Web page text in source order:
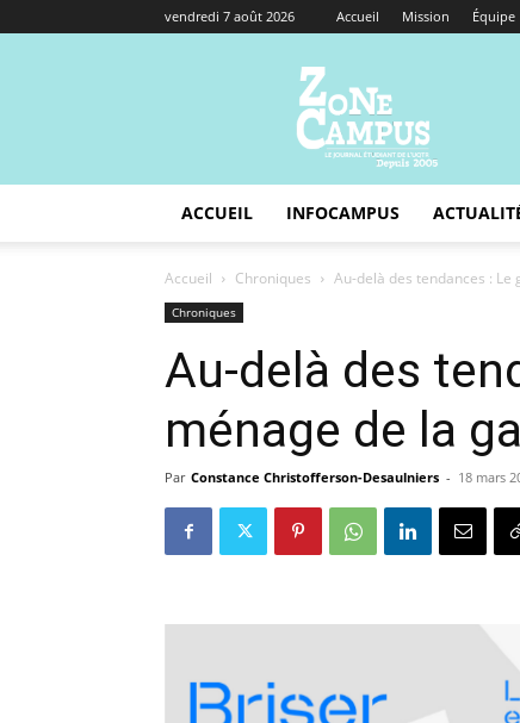
vendredi 7 août 2026 Accueil Mission Équipe
Campus
ACCUEIL INFOCAMPUS
Accueil Chroniques Au-delà des tendances :
Chroniques
Au-delà des
ménage de la
Par Constance Christofferson-Desaulniers - 18 mars